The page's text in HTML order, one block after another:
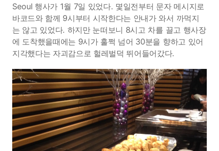
Seoul 행사가 1월 7일 있었다. 몇일전부터 문자 메시지로
바코드와 함께 9시부터 시작한다는 안내가 와서 까먹지
는 않고 있었다. 하지만 눈떠보니 8시고 차를 끌고 행사장
에 도착했을때에는 9시가 훌쩍 넘어 30분을 향하고 있어
지각했다는 자괴감으로 헐레벌덕 뛰어들어갔다.